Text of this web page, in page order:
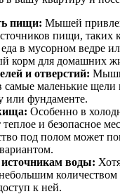
пищи: Мышей
пищи, таких
в мусорном ведре
корм для домашних
и отверстий:
самые маленькие щели
или фундаменте.
Особенно в
и безопасное
под полом может
источникам воды:
к ней.